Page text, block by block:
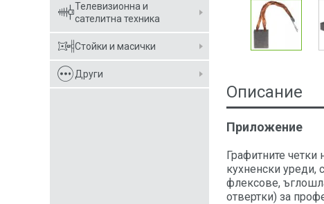
Телевизионна и
сателитна техника
Стойки и масички
Други
Описание
Приложение
Графитните
кухненски уреди,
флексове,
отвертки) за